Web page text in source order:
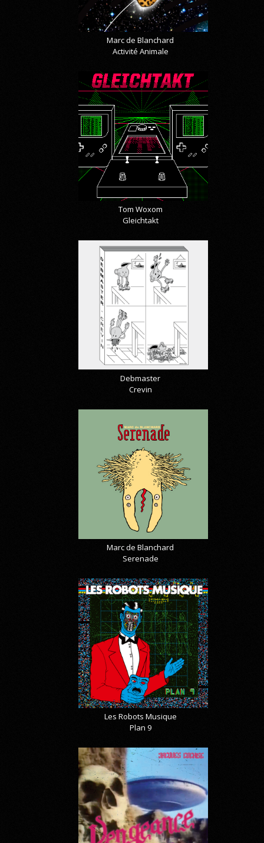
Marc de Blanchard
Activité Animale
Tom Woxom
Gleichtakt
Debmaster
Crevin
Marc de Blanchard
Serenade
Les Robots Musique
Plan 9